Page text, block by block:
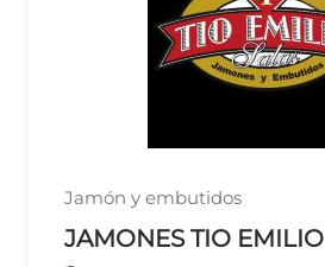
Jamón y embutidos
JAMONES TIO EMILIO